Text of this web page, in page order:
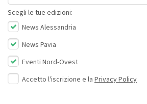
Scegli le tue edizioni:
News Alessandria
News Pavia
Eventi Nord-Ovest
Accetto l'iscrizione e la Privacy Policy